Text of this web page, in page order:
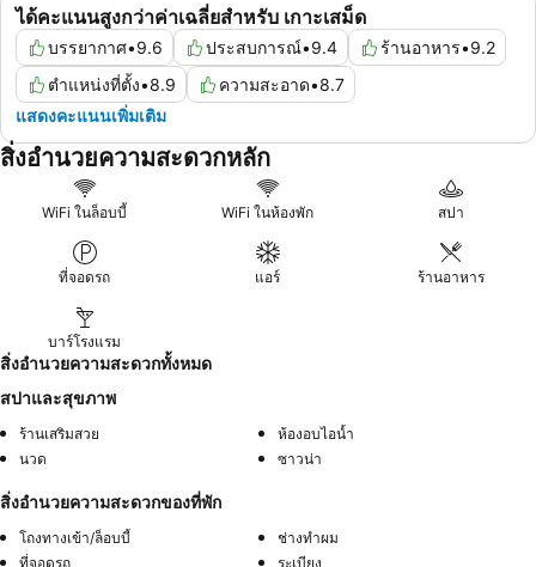
ได้คะแนนสูงกว่าค่าเฉลี่ยสำหรับ เกาะเสม็ด
บรรยากาศ•9.6 ประสบการณ์•9.4 ร้านอาหาร•9.2
ตำแหน่งที่ตั้ง•8.9 ความสะอาด•8.7
แสดงคะแนนเพิ่มเติม
สิ่งอำนวยความสะดวกหลัก
WiFi ในล็อบบี้ WiFi ในห้องพัก สปา
ที่จอดรถ แอร์ ร้านอาหาร
บาร์โรงแรม
สิ่งอำนวยความสะดวกทั้งหมด
สปาและสุขภาพ
ร้านเสริมสวย
ห้องอบไอน้ำ
นวด
ซาวน่า
สิ่งอำนวยความสะดวกของที่พัก
โถงทางเข้า/ล็อบบี้
ช่างทำผม
ที่จอดรถ
ระเบียง